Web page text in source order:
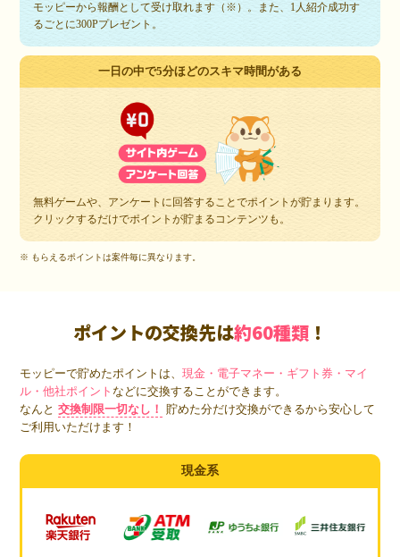
モッピーから報酬として受け取れます（※）。また、1人紹介成功す
るごとに300Pプレゼント。
一日の中で5分ほどのスキマ時間がある
無料ゲームや、アンケートに回答することでポイントが貯まります。
クリックするだけでポイントが貯まるコンテンツも。
※ もらえるポイントは案件毎に異なります。
ポイントの交換先は約60種類 ！
モッピーで貯めたポイントは、現金・電子マネー・ギフト券・マイ
ル・他社ポイントなどに交換することができます。
なんと 交換制限一切なし！
貯めた分だけ交換ができるから安心して
ご利用いただけます！
現金系